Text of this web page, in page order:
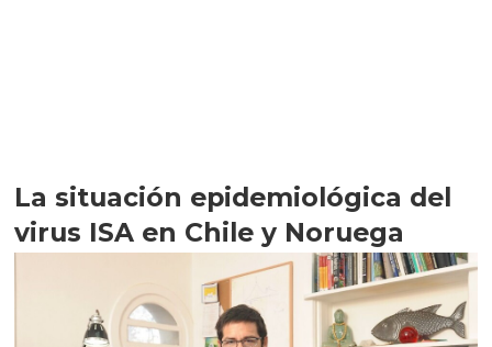
La situación epidemiológica del
virus ISA en Chile y Noruega